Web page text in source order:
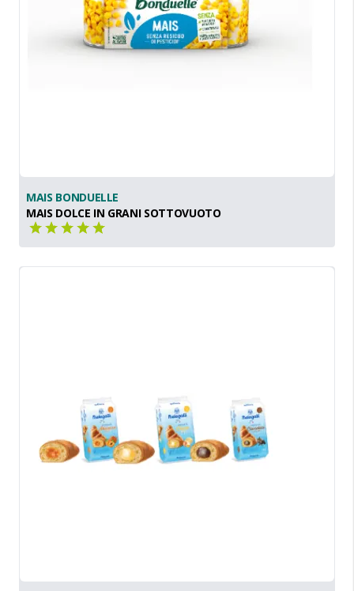
MAIS BONDUELLE
MAIS DOLCE IN GRANI SOTTOVUOTO